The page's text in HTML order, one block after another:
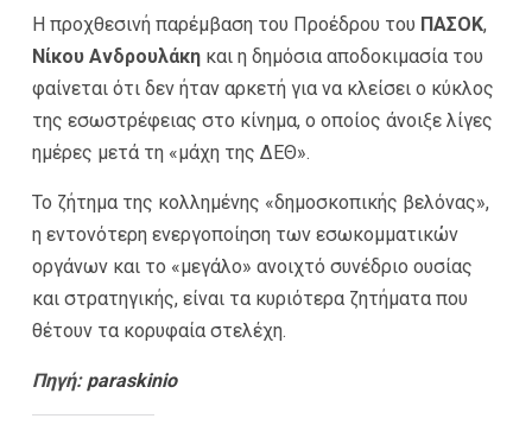
Η προχθεσινή παρέμβαση του Προέδρου του ΠΑΣΟΚ,
Νίκου Ανδρουλάκη και η δημόσια αποδοκιμασία του
φαίνεται ότι δεν ήταν αρκετή για να κλείσει ο κύκλος
της εσωστρέφειας στο κίνημα, ο οποίος άνοιξε λίγες
ημέρες μετά τη «μάχη της ΔΕΘ».
Το ζήτημα της κολλημένης «δημοσκοπικής βελόνας»,
η εντονότερη ενεργοποίηση των εσωκομματικών
οργάνων και το «μεγάλο» ανοιχτό συνέδριο ουσίας
και στρατηγικής, είναι τα κυριότερα ζητήματα που
θέτουν τα κορυφαία στελέχη.
Πηγή: paraskinio